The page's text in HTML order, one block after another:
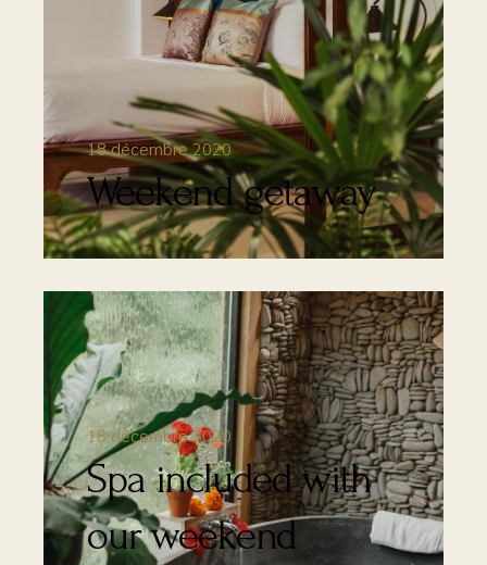
18 décembre 2020
Weekend getaway
18 décembre 2020
Spa included with
our weekend